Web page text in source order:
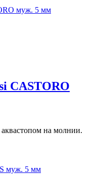
CASTORO
на молнии.